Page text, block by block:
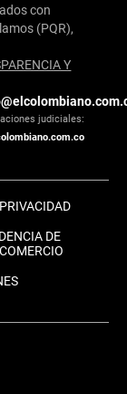
con
(PQR),
Y
judiciales:
DE